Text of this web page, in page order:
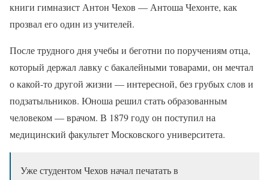
книги гимназист Антон Чехов — Антоша Чехонте, как
прозвал его один из учителей.
После трудного дня учебы и беготни по поручениям отца,
который держал лавку с бакалейными товарами, он мечтал
о какой-то другой жизни — интересной, без грубых слов и
подзатыльников. Юноша решил стать образованным
человеком — врачом. В 1879 году он поступил на
медицинский факультет Московского университета.
Уже студентом Чехов начал печатать в